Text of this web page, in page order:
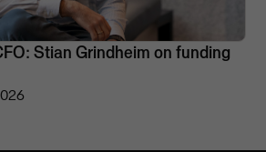
Stian Grindheim on funding